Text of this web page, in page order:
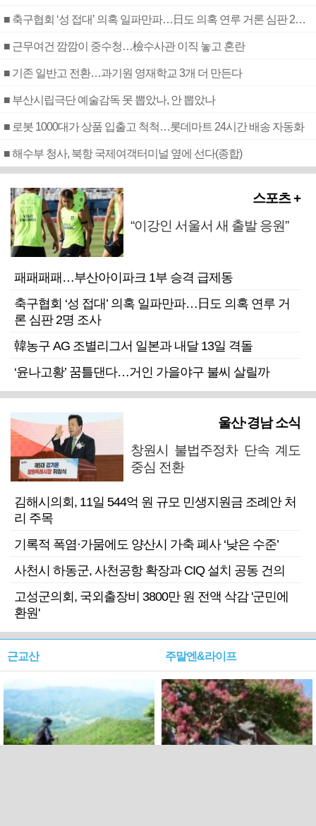
■ 축구협회 ‘성 접대’ 의혹 일파만파…日도 의혹 연루 거론 심판 2명 조사
■ 근무여건 깜깜이 중수청…檢수사관 이직 놓고 혼란
■ 기존 일반고 전환…과기원 영재학교 3개 더 만든다
■ 부산시립극단 예술감독 못 뽑았나, 안 뽑았나
■ 로봇 1000대가 상품 입출고 척척…롯데마트 24시간 배송 자동화
■ 해수부 청사, 북항 국제여객터미널 옆에 선다(종합)
스포츠 +
“이강인 서울서 새 출발 응원”
패패패패…부산아이파크 1부 승격 급제동
축구협회 ‘성 접대’ 의혹 일파만파…日도 의혹 연루 거
론 심판 2명 조사
韓농구 AG 조별리그서 일본과 내달 13일 격돌
‘윤나고황’ 꿈틀댄다…거인 가을야구 불씨 살릴까
울산·경남 소식
창원시 불법주정차 단속 계도
중심 전환
김해시의회, 11일 544억 원 규모 민생지원금 조례안 처
리 주목
기록적 폭염·가뭄에도 양산시 가축 폐사 ‘낮은 수준’
사천시 하동군, 사천공항 확장과 CIQ 설치 공동 건의
고성군의회, 국외출장비 3800만 원 전액 삭감 '군민에
환원'
근교산 주말엔&라이프